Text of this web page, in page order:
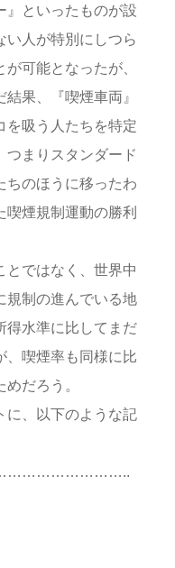
』といったものが設
い人が特別にしつら
可能となったが、
果、『喫煙車両』
を吸う人たちを特定
つまりスタンダード
ちのほうに移ったわ
喫煙規制運動の勝利
とではなく、世界中
規制の進んでいる地
得水準に比してまだ
、喫煙率も同様に比
だろう。
に、以下のような記